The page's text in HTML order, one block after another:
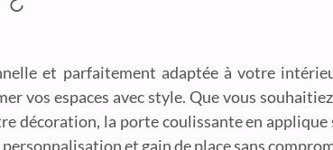
et parfaitement adaptée à votre
vos espaces avec style. Que vous
décoration, la porte coulissante en applique
et gain de place sans